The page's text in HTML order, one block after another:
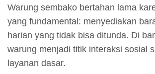
Warung sembako bertahan lama
yang fundamental: menyediakan
harian yang tidak bisa ditunda. Di
warung menjadi titik interaksi sosial
layanan dasar.